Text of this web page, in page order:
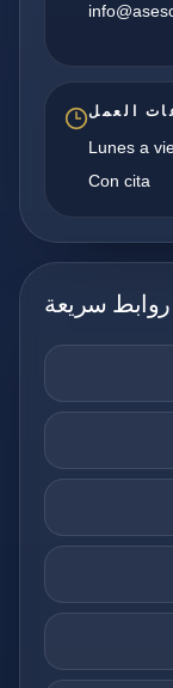
العمل
Lunes a
Con cita
روابط سريعة